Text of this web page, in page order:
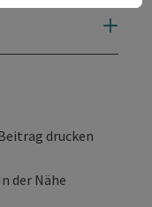
drucken
der Nähe